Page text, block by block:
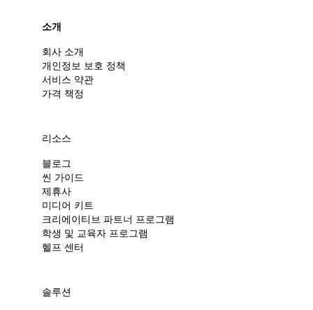
소개
회사 소개
개인정보 보호 정책
서비스 약관
가격 책정
리소스
블로그
씬 가이드
제휴사
미디어 키트
크리에이티브 파트너 프로그램
학생 및 교육자 프로그램
헬프 센터
솔루션